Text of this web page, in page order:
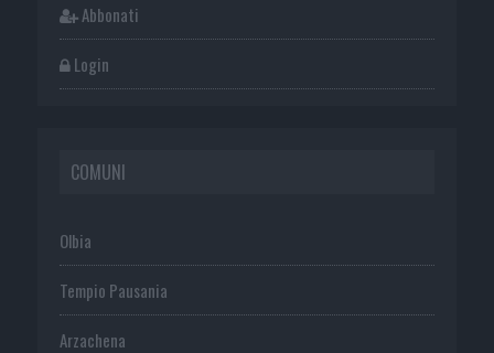
Abbonati
Login
COMUNI
Olbia
Tempio Pausania
Arzachena